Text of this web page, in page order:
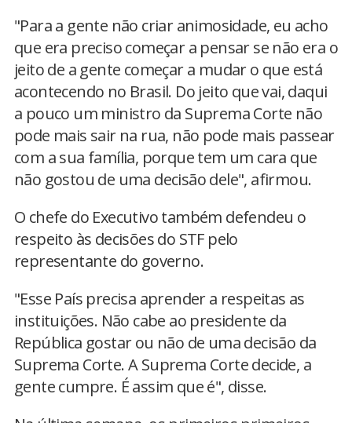
"Para a gente não criar animosidade, eu acho
que era preciso começar a pensar se não era o
jeito de a gente começar a mudar o que está
acontecendo no Brasil. Do jeito que vai, daqui
a pouco um ministro da Suprema Corte não
pode mais sair na rua, não pode mais passear
com a sua família, porque tem um cara que
não gostou de uma decisão dele", afirmou.
O chefe do Executivo também defendeu o
respeito às decisões do STF pelo
representante do governo.
"Esse País precisa aprender a respeitas as
instituições. Não cabe ao presidente da
República gostar ou não de uma decisão da
Suprema Corte. A Suprema Corte decide, a
gente cumpre. É assim que é", disse.